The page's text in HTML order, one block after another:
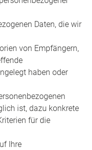
Daten, die wir
von Empfängern,
haben oder
ist, dazu konkrete
für die
Ihre